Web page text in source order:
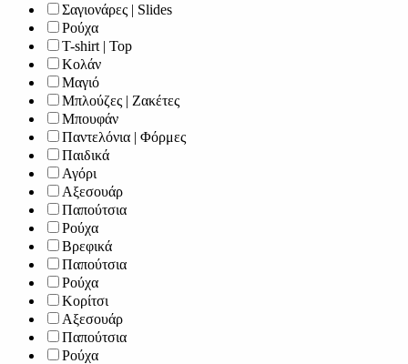
Σαγιονάρες | Slides
Ρούχα
T-shirt | Top
Κολάν
Μαγιό
Μπλούζες | Ζακέτες
Μπουφάν
Παντελόνια | Φόρμες
Παιδικά
Αγόρι
Αξεσουάρ
Παπούτσια
Ρούχα
Βρεφικά
Παπούτσια
Ρούχα
Κορίτσι
Αξεσουάρ
Παπούτσια
Ρούχα